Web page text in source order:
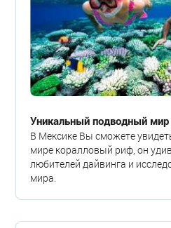
Уникальный подводный мир
В Мексике Вы сможете
мире коралловый риф, он
любителей дайвинга и
мира.